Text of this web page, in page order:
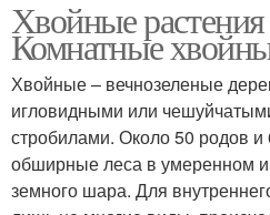
Хвойные
Комнатные
Хвойные – вечнозеленые
игловидными или
стробилами. Около 50 родов
обширные леса в умеренном
земного шара. Для